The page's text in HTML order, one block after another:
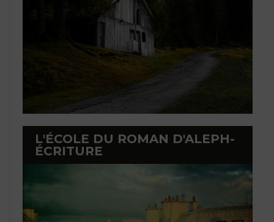
L'ÉCOLE DU ROMAN D'ALEPH-
ÉCRITURE